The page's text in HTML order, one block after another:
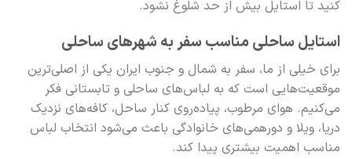
کنید تا استایل بیش از حد شلوغ نشود.
استایل ساحلی مناسب سفر به شهرهای ساحلی
برای خیلی از ما، سفر به شمال و جنوب ایران یکی از اصلی‌ترین
موقعیت‌هایی است که به لباس‌های ساحلی و تابستانی فکر
می‌کنیم. هوای مرطوب، پیاده‌روی کنار ساحل، کافه‌های نزدیک
دریا، ویلا و دورهمی‌های خانوادگی باعث می‌شود انتخاب لباس
مناسب اهمیت بیشتری پیدا کند.